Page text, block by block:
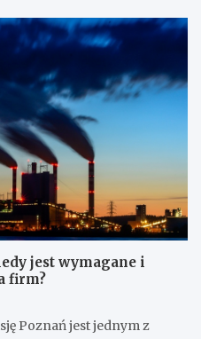
jest wymagane i
firm?
Poznań jest jednym z